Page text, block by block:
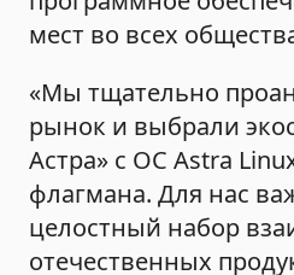
мест во всех
«Мы тщательно
рынок и выбрали
Астра» с ОС Astra
флагмана. Для нас
целостный набор
отечественных